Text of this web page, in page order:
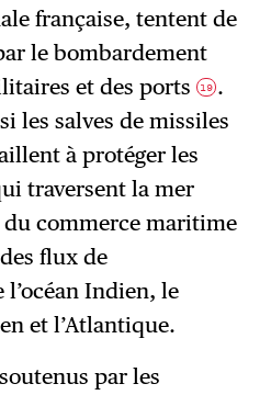
française, tentent de
le bombardement
et des ports19 .
les salves de missiles
à protéger les
traversent la mer
du commerce maritime
flux de
Indien, le
et l’Atlantique.
par les